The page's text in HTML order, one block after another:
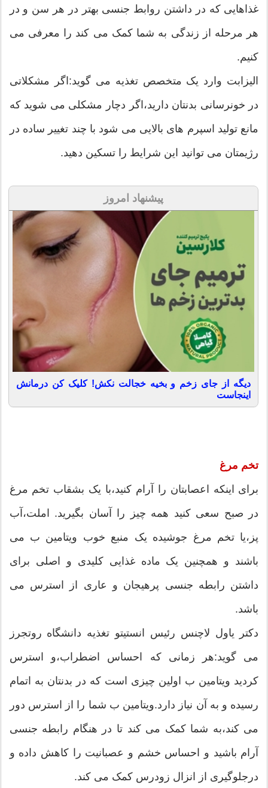
غذاهایی که در داشتن روابط جنسی بهتر در هر سن و در
هر مرحله از زندگی به شما کمک می کند را معرفی می
کنیم.
الیزابت وارد یک متخصص تغذیه می گوید:اگر مشکلاتی
در خونرسانی بدنتان دارید،اگر دچار مشکلی می شوید که
مانع تولید اسپرم های بالایی می شود با چند تغییر ساده در
رژیمتان می توانید این شرایط را تسکین دهید.
پیشنهاد امروز
دیگه از جای زخم و بخیه خجالت نکش! کلیک کن درمانش
اینجاست
تخم مرغ
برای اینکه اعصابتان را آرام کنید،با یک بشقاب تخم مرغ
در صبح سعی کنید همه چیز را آسان بگیرید. املت،آب
پز،یا تخم مرغ جوشیده یک منبع خوب ویتامین ب می
باشند و همچنین یک ماده غذایی کلیدی و اصلی برای
داشتن رابطه جنسی پرهیجان و عاری از استرس می
باشد.
دکتر یاول لاچنس رئیس انستیتو تغذیه دانشگاه روتجرز
می گوید:هر زمانی که احساس اضطراب،و استرس
کردید ویتامین ب اولین چیزی است که در بدنتان به اتمام
رسیده و به آن نیاز دارد.ویتامین ب شما را از استرس دور
می کند،به شما کمک می کند تا در هنگام رابطه جنسی
آرام باشید و احساس خشم و عصبانیت را کاهش داده و
درجلوگیری از انزال زودرس کمک می کند.